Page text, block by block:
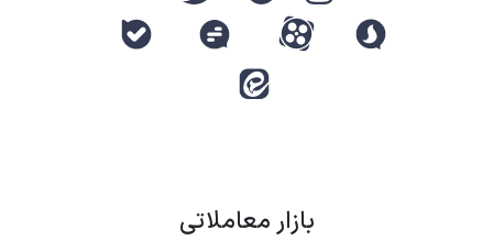
بازار معاملاتی